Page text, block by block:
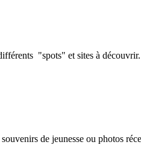
"spots" et sites à découvrir.
de jeunesse ou photos